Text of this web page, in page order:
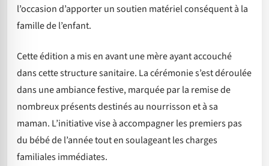
l’occasion d’apporter un soutien matériel conséquent à la
famille de l’enfant.
Cette édition a mis en avant une mère ayant accouché
dans cette structure sanitaire. La cérémonie s’est déroulée
dans une ambiance festive, marquée par la remise de
nombreux présents destinés au nourrisson et à sa
maman. L’initiative vise à accompagner les premiers pas
du bébé de l’année tout en soulageant les charges
familiales immédiates.